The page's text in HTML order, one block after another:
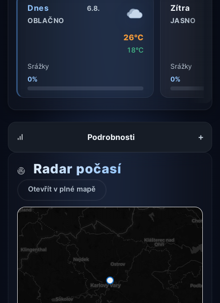
Dnes
6.8.
OBLAČNO
26°C
18°C
Srážky
0%
Zítra
JASNO
Srážky
0%
Podrobnosti +
Radar počasí
Otevřít v plné mapě
Radarový snímek momentálně není dostupný.
Otevřít v plné mapě
Otevřít v plné mapě →